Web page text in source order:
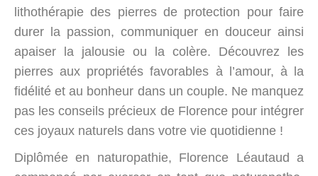
lithothérapie des pierres de protection pour faire
durer la passion, communiquer en douceur ainsi
apaiser la jalousie ou la colère. Découvrez les
pierres aux propriétés favorables à l’amour, à la
fidélité et au bonheur dans un couple. Ne manquez
pas les conseils précieux de Florence pour intégrer
ces joyaux naturels dans votre vie quotidienne !
Diplômée en naturopathie, Florence Léautaud a